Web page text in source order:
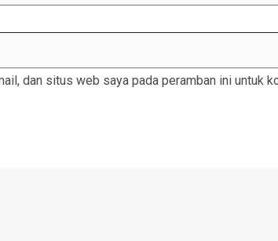
dan situs web saya pada peramban ini untuk